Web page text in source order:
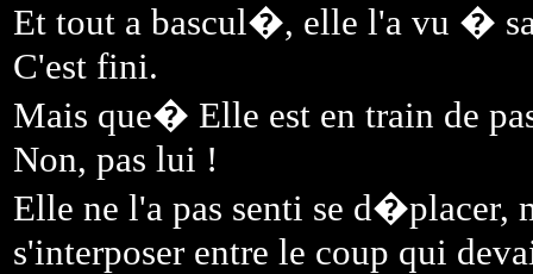
Et tout a bascul�, elle l'a vu �
C'est fini.
Mais que� Elle est en train de
Non, pas lui !
Elle ne l'a pas senti se d�placer,
s'interposer entre le coup qui